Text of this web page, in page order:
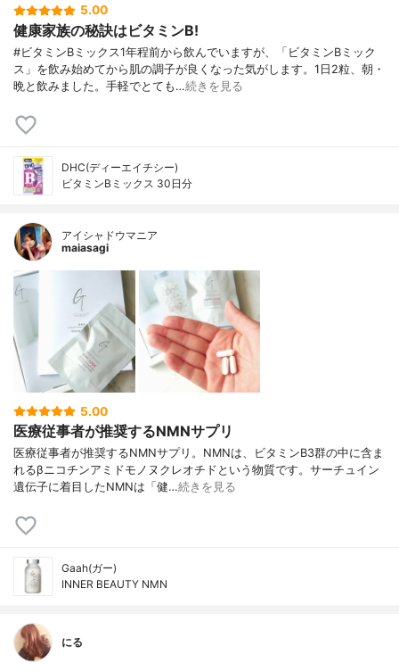
5.00
健康家族の秘訣はビタミンB!
#ビタミンBミックス1年程前から飲んでいますが、「ビタミンBミック
ス」を飲み始めてから肌の調子が良くなった気がします。1日2粒、朝・
晩と飲みました。手軽でとても…続きを見る
DHC(ディーエイチシー)
ビタミンBミックス 30日分
アイシャドウマニア
maiasagi
5.00
医療従事者が推奨するNMNサプリ
医療従事者が推奨するNMNサプリ。NMNは、ビタミンB3群の中に含ま
れるβニコチンアミドモノヌクレオチドという物質です。サーチュイン
遺伝子に着目したNMNは「健…続きを見る
Gaah(ガー)
INNER BEAUTY NMN
にる